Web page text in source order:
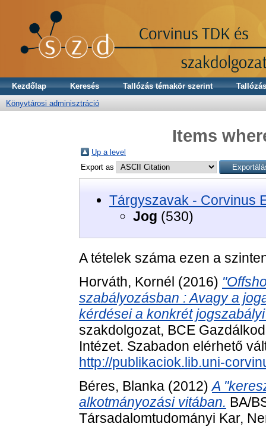
Kezdőlap Keresés Tallózás témakör szerint
Könyvtárosi adminisztráció
Items
Up a level
Export as
Tárgyszavak - Corvinus
Jog (530)
A tételek száma ezen a
Horváth, Kornél (2016)
szabályozásban : Avagy a
kérdései a konkrét
szakdolgozat, BCE
Intézet. Szabadon elérhető
http://publikaciok.lib.uni-
Béres, Blanka (2012)A
alkotmányozási vitában. BA/
Társadalomtudományi Kar,